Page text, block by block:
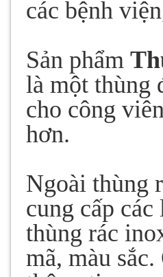
các bệnh
Sản phẩm
là một thùng
cho công
hơn.
Ngoài thùng
cung cấp
thùng rác
mã, màu